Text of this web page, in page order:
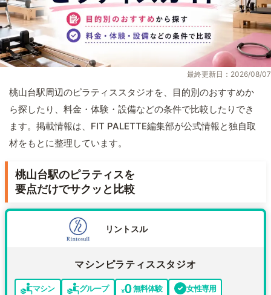
最終更新日：2026/08/07
桃山台駅周辺のピラティススタジオを、目的別のおすすめか
ら探したり、料金・体験・設備などの条件で比較したりでき
ます。掲載情報は、FIT PALETTE編集部が公式情報と独自取
材をもとに整理しています。
桃山台駅のピラティスを
要点だけでサクッと比較
リントスル
マシンピラティススタジオ
マシン グループ 無料体験 女性専用